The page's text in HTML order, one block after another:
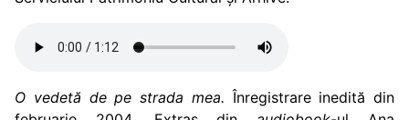
O vedetă de pe strada mea.Înregistrare inedită din